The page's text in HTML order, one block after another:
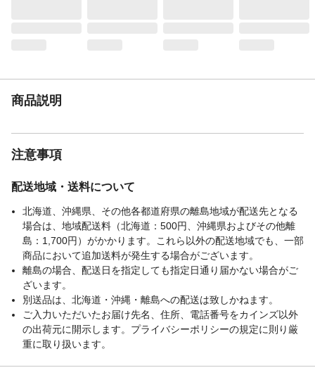
商品説明
注意事項
配送地域・送料について
北海道、沖縄県、その他各都道府県の離島地域が配送先となる
場合は、地域配送料（北海道：500円、沖縄県およびその他離
島：1,700円）がかかります。これら以外の配送地域でも、一部
商品において追加送料が発生する場合がございます。
離島の場合、配送日を指定しても指定日通り届かない場合がご
ざいます。
別送品は、北海道・沖縄・離島への配送は致しかねます。
ご入力いただいたお届け先名、住所、電話番号をカインズ以外
の出荷元に開示します。プライバシーポリシーの規定に則り厳
重に取り扱います。